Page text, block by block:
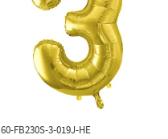
60-FB230S-3-019J-HE